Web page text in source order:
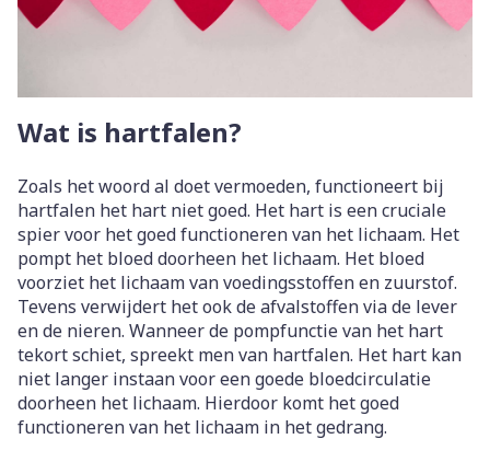
Wat is hartfalen?
Zoals het woord al doet vermoeden, functioneert bij
hartfalen het hart niet goed. Het hart is een cruciale
spier voor het goed functioneren van het lichaam. Het
pompt het bloed doorheen het lichaam. Het bloed
voorziet het lichaam van voedingsstoffen en zuurstof.
Tevens verwijdert het ook de afvalstoffen via de lever
en de nieren. Wanneer de pompfunctie van het hart
tekort schiet, spreekt men van hartfalen. Het hart kan
niet langer instaan voor een goede bloedcirculatie
doorheen het lichaam. Hierdoor komt het goed
functioneren van het lichaam in het gedrang.